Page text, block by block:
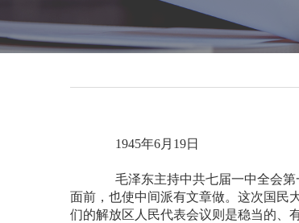
1945年6月19日
毛泽东主持中共七届一中全会第
面前，也使中间派有文章做。这次国民
们的解放区人民代表会议则是稳当的、